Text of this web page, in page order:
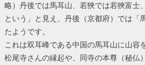
略）丹後では馬耳山、若狹では若狹富士
という」と見え、丹後（京都府）では「
たようです。
これは双耳峰である中国の馬耳山に山容
松尾寺さんの縁起や、同寺の本尊（秘仏